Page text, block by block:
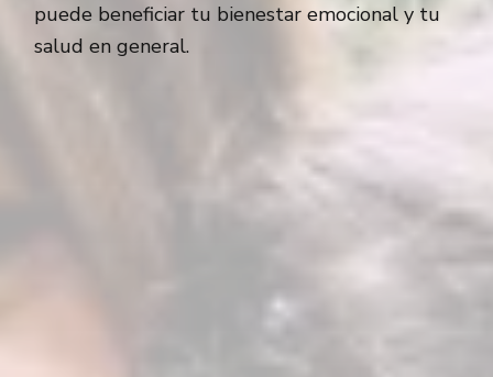
puede beneficiar tu bienestar emocional y tu
salud en general.